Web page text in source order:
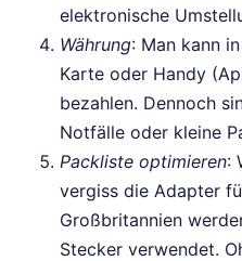
elektronische
Währung: Man kann
Karte oder Handy
bezahlen. Dennoch
Notfälle oder kleine
Packliste optimieren:
vergiss die Adapter
Großbritannien
Stecker verwendet.